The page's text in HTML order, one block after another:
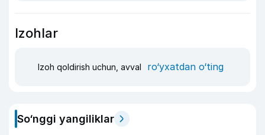
Izohlar
Izoh qoldirish uchun, avval ro‘yxatdan o‘ting
So‘nggi yangiliklar